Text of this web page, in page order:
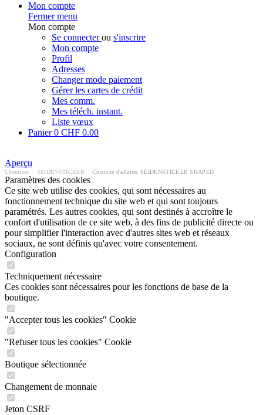
Mon compte
Fermer menu
Mon compte
Se connecterou s'inscrire
Mon compte
Profil
Adresses
Changer mode paiement
Gérer les cartes de crédit
Mes comm.
Mes téléch. instant.
Liste vœux
Panier0 CHF 0.00
Aperçu
Chemises SEIDENSTICKER Chemise d'affaires SEIDENSTICKER SHAPED
Paramètres des cookies
Ce site web utilise des cookies, qui sont nécessaires au
fonctionnement technique du site web et qui sont toujours
paramétrés. Les autres cookies, qui sont destinés à accroître le
confort d'utilisation de ce site web, à des fins de publicité directe ou
pour simplifier l'interaction avec d'autres sites web et réseaux
sociaux, ne sont définis qu'avec votre consentement.
Configuration
Techniquement nécessaire
Ces cookies sont nécessaires pour les fonctions de base de la
boutique.
"Accepter tous les cookies" Cookie
"Refuser tous les cookies" Cookie
Boutique sélectionnée
Changement de monnaie
Jeton CSRF